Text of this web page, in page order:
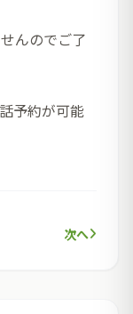
んのでご了
予約が可能
次へ